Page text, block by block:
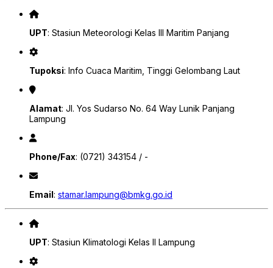
UPT: Stasiun Meteorologi Kelas III Maritim Panjang
Tupoksi: Info Cuaca Maritim, Tinggi Gelombang Laut
Alamat: Jl. Yos Sudarso No. 64 Way Lunik Panjang
Lampung
Phone/Fax: (0721) 343154 / -
Email: stamar.lampung@bmkg.go.id
UPT: Stasiun Klimatologi Kelas II Lampung